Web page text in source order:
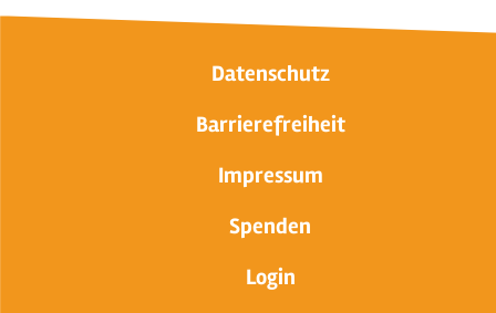
Datenschutz
Barrierefreiheit
Impressum
Spenden
Login